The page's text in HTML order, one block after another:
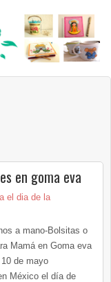
en goma eva
el dia de la
a mano-Bolsitas o
Mamá en Goma eva
de mayo
México el día de